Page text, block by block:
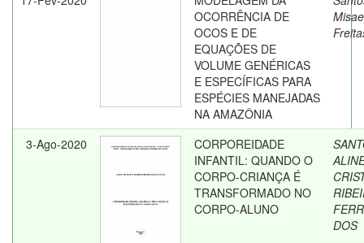
OCORRÊNCIA DE
OCOS E DE
EQUAÇÕES DE
VOLUME GENÉRICAS
E ESPECÍFICAS PARA
ESPÉCIES MANEJADAS
NA AMAZÔNIA
3-Ago-2020
CORPOREIDADE
INFANTIL: QUANDO O
CORPO-CRIANÇA É
TRANSFORMADO NO
CORPO-ALUNO
DOS